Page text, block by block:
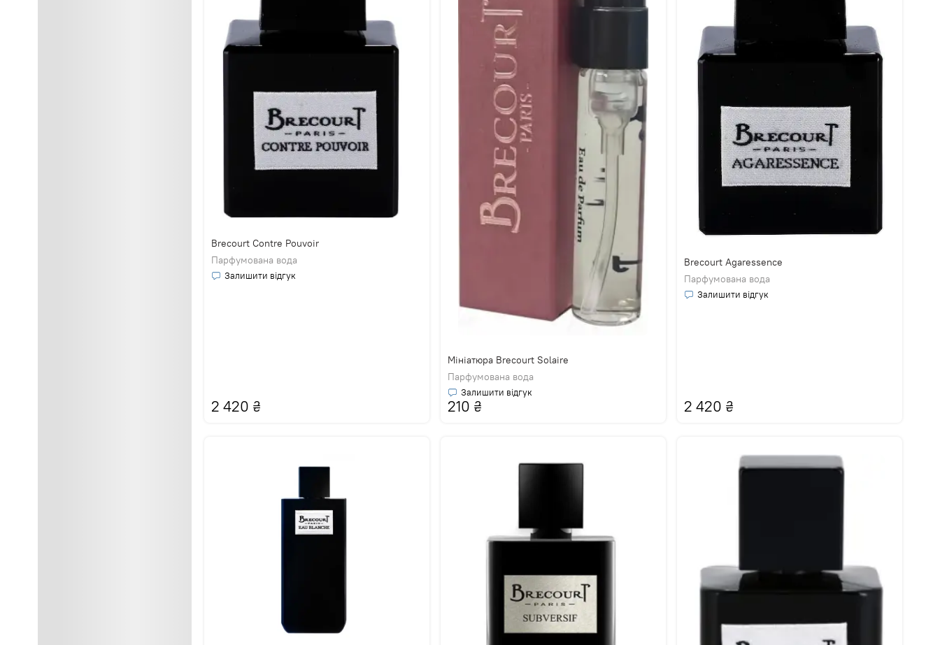
Brecourt Contre Pouvoir
Парфумована вода
Залишити відгук
2 420 ₴
Мініатюра Brecourt Solaire
Парфумована вода
Залишити відгук
210 ₴
Brecourt Agaressence
Парфумована вода
Залишити відгук
2 420 ₴